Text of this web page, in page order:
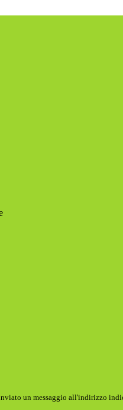
un messaggio all'indirizzo